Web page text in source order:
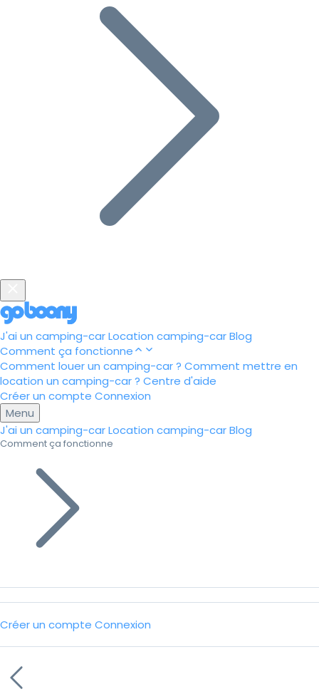
J'ai un camping-carLocation camping-carBlog
Comment ça fonctionne
Comment louer un camping-car ? Comment mettre en
location un camping-car ? Centre d'aide
Créer un compte Connexion
Menu
J'ai un camping-carLocation camping-carBlog
Comment ça fonctionne
Créer un compte Connexion